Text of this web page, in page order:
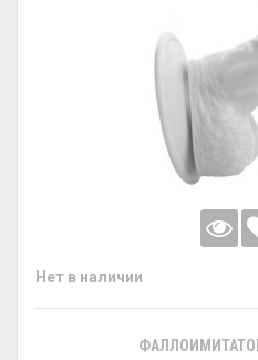
Нет в наличии